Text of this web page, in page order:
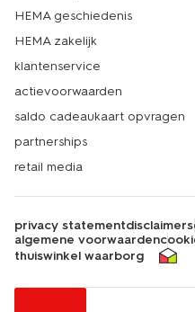
HEMA geschiedenis
HEMA zakelijk
klantenservice
actievoorwaarden
saldo cadeaukaart opvragen
partnerships
retail media
privacy statementdisclaimer
algemene voorwaarden
thuiswinkel waarborg